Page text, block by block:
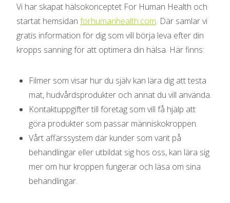
Vi har skapat hälsokonceptet For Human Health och
startat hemsidan forhumanhealth.com. Där samlar vi
gratis information för dig som vill börja leva efter din
kropps sanning för att optimera din hälsa. Här finns:
Filmer som visar hur du själv kan lära dig att testa
mat, hudvårdsprodukter och annat du vill använda.
Kontaktuppgifter till företag som vill få hjälp att
göra produkter som passar människokroppen.
Vårt affärssystem där kunder som varit på
behandlingar eller utbildat sig hos oss, kan lära sig
mer om hur kroppen fungerar och läsa om sina
behandlingar.